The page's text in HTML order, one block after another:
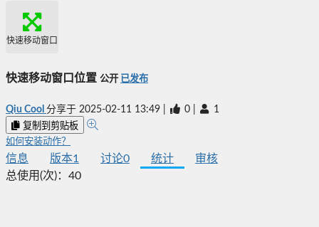
快速移动窗口位置
快速移动窗口位置 公开 已发布
Qiu Cool 分享于 2025-02-11 13:49 0 1
复制到剪贴板
如何安装动作？
信息 版本1 讨论0 统计
审核
总使用(次)： 40